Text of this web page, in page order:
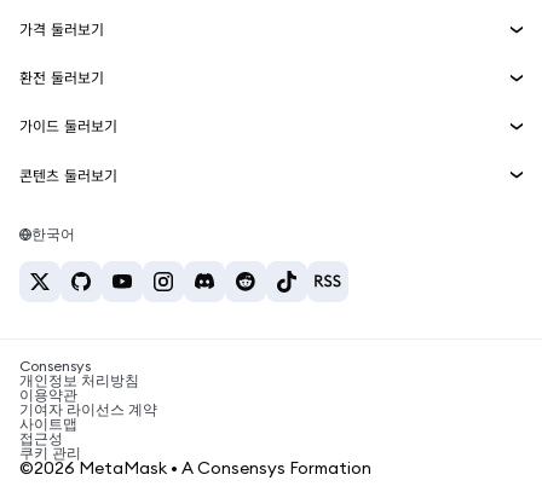
MetaMask Connect
Snaps
웹3 서비스
보안
고객 지원
채용
가격 둘러보기
이더리움 가격
솔라나 가격
테더 가격
환전 둘러보기
ETH를 USD로 환전
USDT를 INR로 환전
BTC를 INR로 환전
ETH를 USDT로 환전
가이드 둘러보기
ETH 매수
USDT 매수
SHIB 매수
BNB 매수
콘텐츠 둘러보기
솔라나 지갑
암호화폐 세금 뉴스
암호화폐 매수 방법
비트코인 매도 방법
한국어
Consensys
개인정보 처리방침
이용약관
기여자 라이선스 계약
사이트맵
접근성
쿠키 관리
©2026 MetaMask • A Consensys Formation